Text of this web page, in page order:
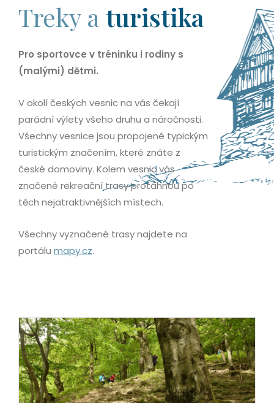
Treky aturistika
Pro sportovce v tréninku i rodiny s
(malými) dětmi.
V okolí českých vesnic na vás čekají
parádní výlety všeho druhu a náročnosti.
Všechny vesnice jsou propojené typickým
turistickým značením, které znáte z
české domoviny. Kolem vesnic vás
značené rekreační trasy protáhnou po
těch nejatraktivnějších místech.
Všechny vyznačené trasy najdete na
portálu mapy.cz.